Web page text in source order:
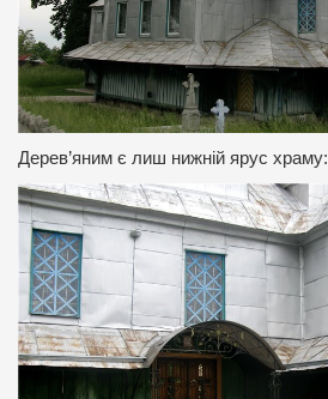
Дерев’яним є лиш нижній ярус храму: